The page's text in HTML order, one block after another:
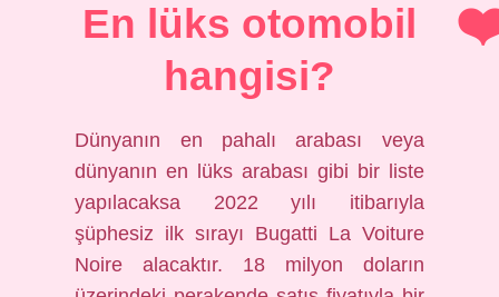
En lüks otomobil
hangisi?
Dünyanın en pahalı arabası veya
dünyanın en lüks arabası gibi bir liste
yapılacaksa 2022 yılı itibarıyla
şüphesiz ilk sırayı Bugatti La Voiture
Noire alacaktır. 18 milyon doların